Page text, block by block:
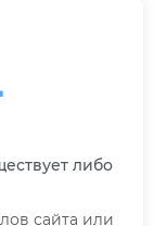
либо
сайта или